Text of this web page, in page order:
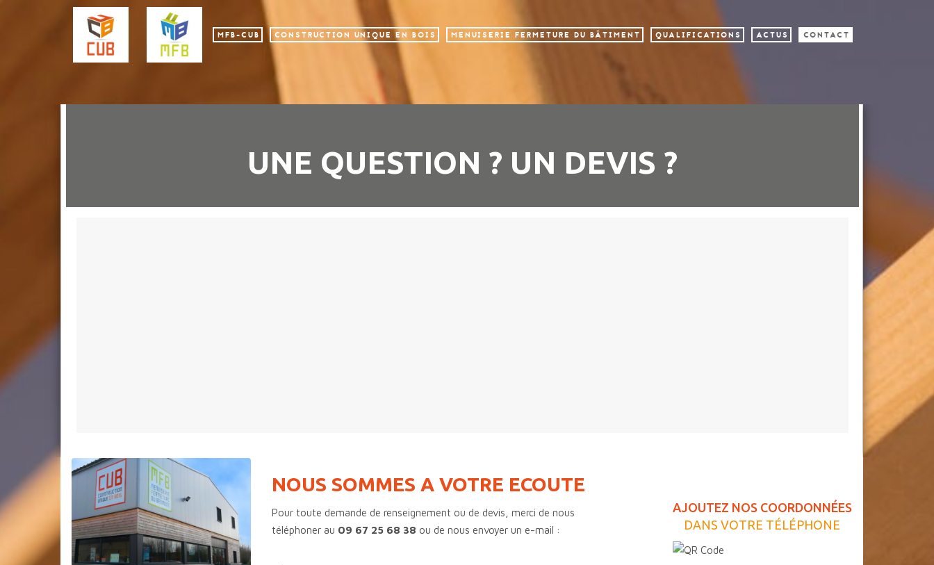
MFB-CUB CONSTRUCTION UNIQUE EN BOIS MENUISERIE FERMETURE DU BÂTIMENT QUALIFICATIONS ACTUS CONTACT
UNE QUESTION ? UN DEVIS ?
NOUS SOMMES A VOTRE ECOUTE
Pour toute demande de renseignement ou de devis, merci de nous
téléphoner au 09 67 25 68 38 ou de nous envoyer un e-mail :
AJOUTEZ NOS COORDONNÉES
DANS VOTRE TÉLÉPHONE